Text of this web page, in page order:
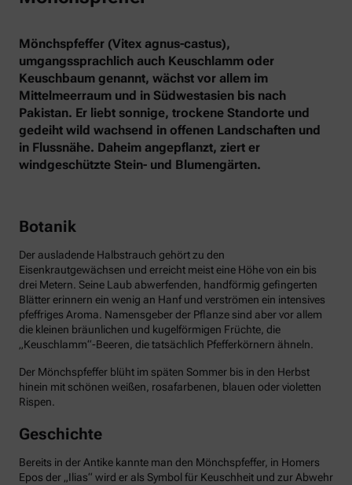
Mönchspfeffer (Vitex agnus-castus),
umgangssprachlich auch Keuschlamm oder
Keuschbaum genannt, wächst vor allem im
Mittelmeerraum und in Südwestasien bis nach
Pakistan. Er liebt sonnige, trockene Standorte und
gedeiht wild wachsend in offenen Landschaften und
in Flussnähe. Daheim angepflanzt, ziert er
windgeschützte Stein- und Blumengärten.
Botanik
Der ausladende Halbstrauch gehört zu den
Eisenkrautgewächsen und erreicht meist eine Höhe von ein bis
drei Metern. Seine Laub abwerfenden, handförmig gefingerten
Blätter erinnern ein wenig an Hanf und verströmen ein intensives
pfeffriges Aroma. Namensgeber der Pflanze sind aber vor allem
die kleinen bräunlichen und kugelförmigen Früchte, die
„Keuschlamm“-Beeren, die tatsächlich Pfefferkörnern ähneln.
Der Mönchspfeffer blüht im späten Sommer bis in den Herbst
hinein mit schönen weißen, rosafarbenen, blauen oder violetten
Rispen.
Geschichte
Bereits in der Antike kannte man den Mönchspfeffer, in Homers
Epos der „Ilias“ wird er als Symbol für Keuschheit und zur Abwehr